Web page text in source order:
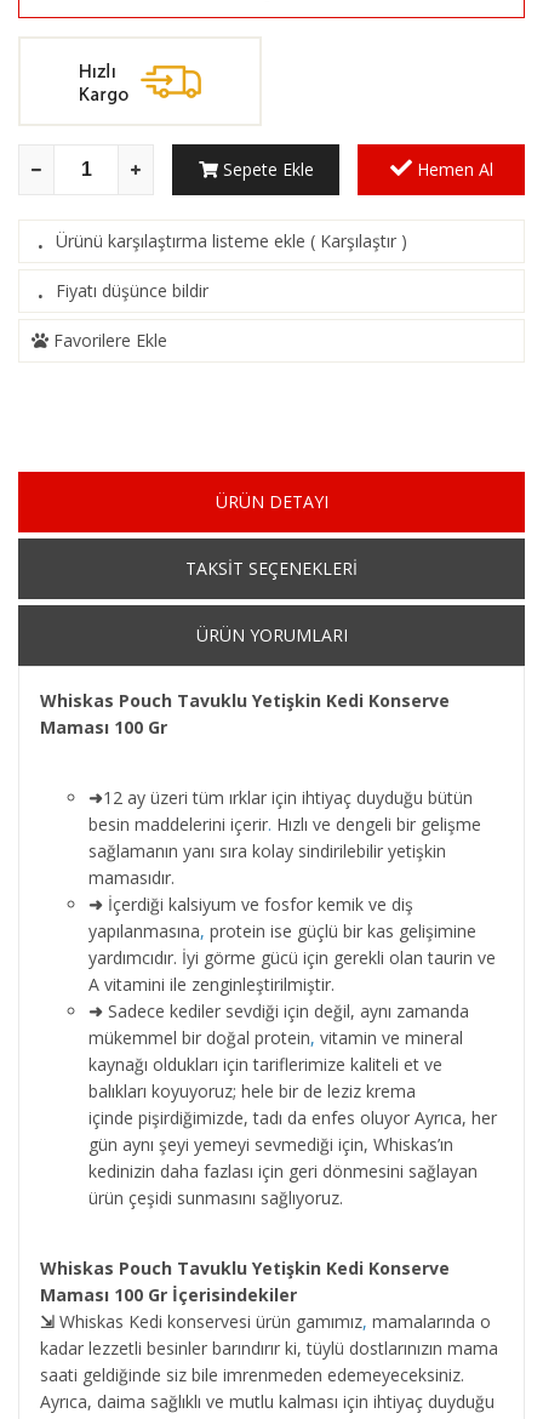
Sepete Ekle Hemen Al
· Ürünü karşılaştırma listeme ekle ( Karşılaştır )
· Fiyatı düşünce bildir
Favorilere Ekle
ÜRÜN DETAYI
TAKSİT SEÇENEKLERİ
ÜRÜN YORUMLARI
Whiskas Pouch Tavuklu Yetişkin Kedi Konserve
Maması 100 Gr
➜12 ay üzeri tüm ırklar için ihtiyaç duyduğu bütün
besin maddelerini içerir. Hızlı ve dengeli bir gelişme
sağlamanın yanı sıra kolay sindirilebilir yetişkin
mamasıdır.
➜ İçerdiği kalsiyum ve fosfor kemik ve diş
yapılanmasına, protein ise güçlü bir kas gelişimine
yardımcıdır. İyi görme gücü için gerekli olan taurin ve
A vitamini ile zenginleştirilmiştir.
➜ Sadece kediler sevdiği için değil, aynı zamanda
mükemmel bir doğal protein, vitamin ve mineral
kaynağı oldukları için tariflerimize kaliteli et ve
balıkları koyuyoruz; hele bir de leziz krema
içinde pişirdiğimizde, tadı da enfes oluyor Ayrıca, her
gün aynı şeyi yemeyi sevmediği için, Whiskas’ın
kedinizin daha fazlası için geri dönmesini sağlayan
ürün çeşidi sunmasını sağlıyoruz.
Whiskas Pouch Tavuklu Yetişkin Kedi Konserve
Maması 100 Gr İçerisindekiler
⇲ Whiskas Kedi konservesi ürün gamımız, mamalarında o
kadar lezzetli besinler barındırır ki, tüylü dostlarınızın mama
saati geldiğinde siz bile imrenmeden edemeyeceksiniz.
Ayrıca, daima sağlıklı ve mutlu kalması için ihtiyaç duyduğu